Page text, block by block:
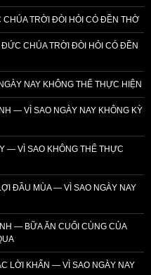
TRỜI ĐÒI HỎI CÓ ĐỀN THỜ
CHÚA TRỜI ĐÒI HỎI CÓ ĐỀN
NAY KHÔNG THỂ THỰC HIỆN
— VÌ SAO NGÀY NAY KHÔNG KỲ
— VÌ SAO KHÔNG THỂ THỰC
ĐẦU MÙA — VÌ SAO NGÀY NAY
— BỮA ĂN CUỐI CÙNG CỦA
LỜI KHẤN — VÌ SAO NGÀY NAY